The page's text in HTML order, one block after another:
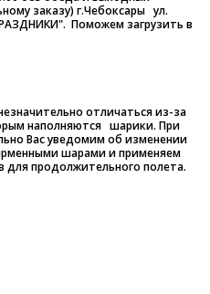
заказу) г.Чебоксары ул.
Поможем загрузить в
отличаться из-за
наполняются шарики. При
Вас уведомим об изменении
шарами и применяем
для продолжительного полета.